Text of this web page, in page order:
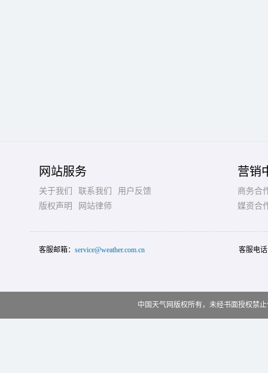
网站服务
关于我们 联系我们
用户反馈
版权声明
网站律师
营销
商务合
媒资合
客服邮箱： service@weather.com.cn 客服电
中国天气网版权所有，未经书面授权